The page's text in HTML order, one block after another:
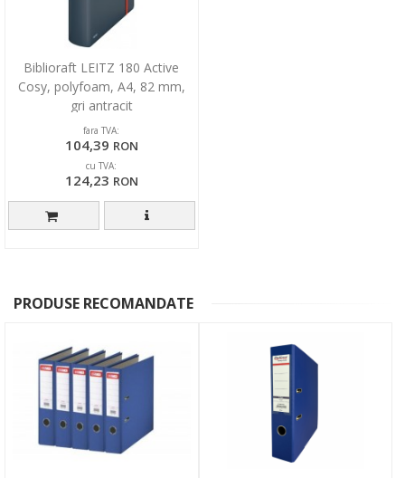
Biblioraft LEITZ 180 Active
Cosy, polyfoam, A4, 82 mm,
gri antracit
fara TVA:
104,39 RON
cu TVA:
124,23 RON
PRODUSE RECOMANDATE